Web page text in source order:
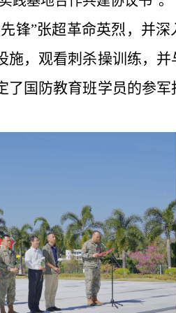
锋”张超革命英烈，并
，观看刺杀操训练，
国防教育班学员的参